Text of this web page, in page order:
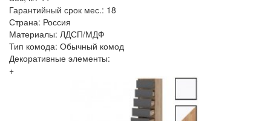
Гарантийный срок мес.: 18
Страна: Россия
Материалы: ЛДСП/МДФ
Тип комода: Обычный комод
Декоративные элементы:
+